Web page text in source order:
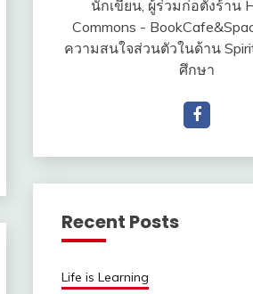
นักเขียน, ผู้ร่วมก่อตั้งร้าน
Commons -
ความสนใจส่วนตัวในด้าน
ศึกษา
Recent Posts
Life is Learning